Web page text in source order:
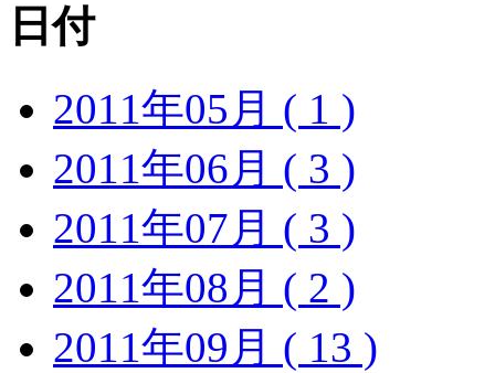
日付
2011年05月 ( 1 )
2011年06月 ( 3 )
2011年07月 ( 3 )
2011年08月 ( 2 )
2011年09月 ( 13 )